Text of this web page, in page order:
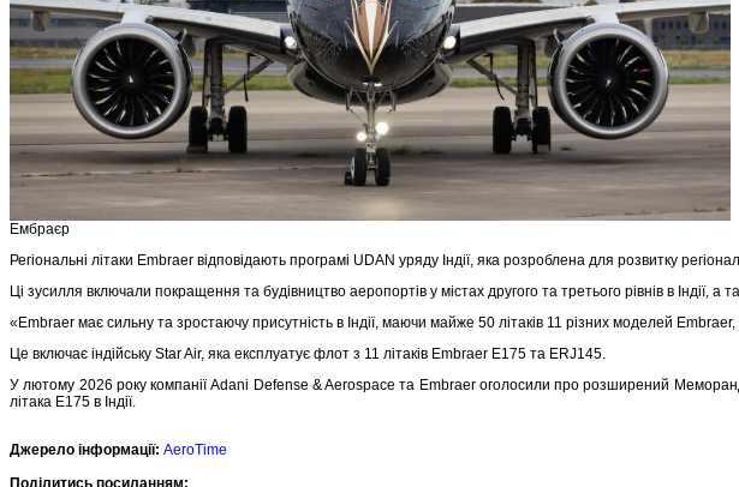
Ембраєр
Регіональні літаки Embraer відповідають програмі UDAN уряду Індії, яка розроблена для розвитку
Ці зусилля включали покращення та будівництво аеропортів у містах другого та третього рівнів в
«Embraer має сильну та зростаючу присутність в Індії, маючи майже 50 літаків 11 різних моделей
Це включає індійську Star Air, яка експлуатує флот з 11 літаків Embraer E175 та ERJ145.
У лютому 2026 року компанії Adani Defense & Aerospace та Embraer оголосили про розширений
літака E175 в Індії.
Джерело інформації: AeroTime
Подiлитись посиланням: